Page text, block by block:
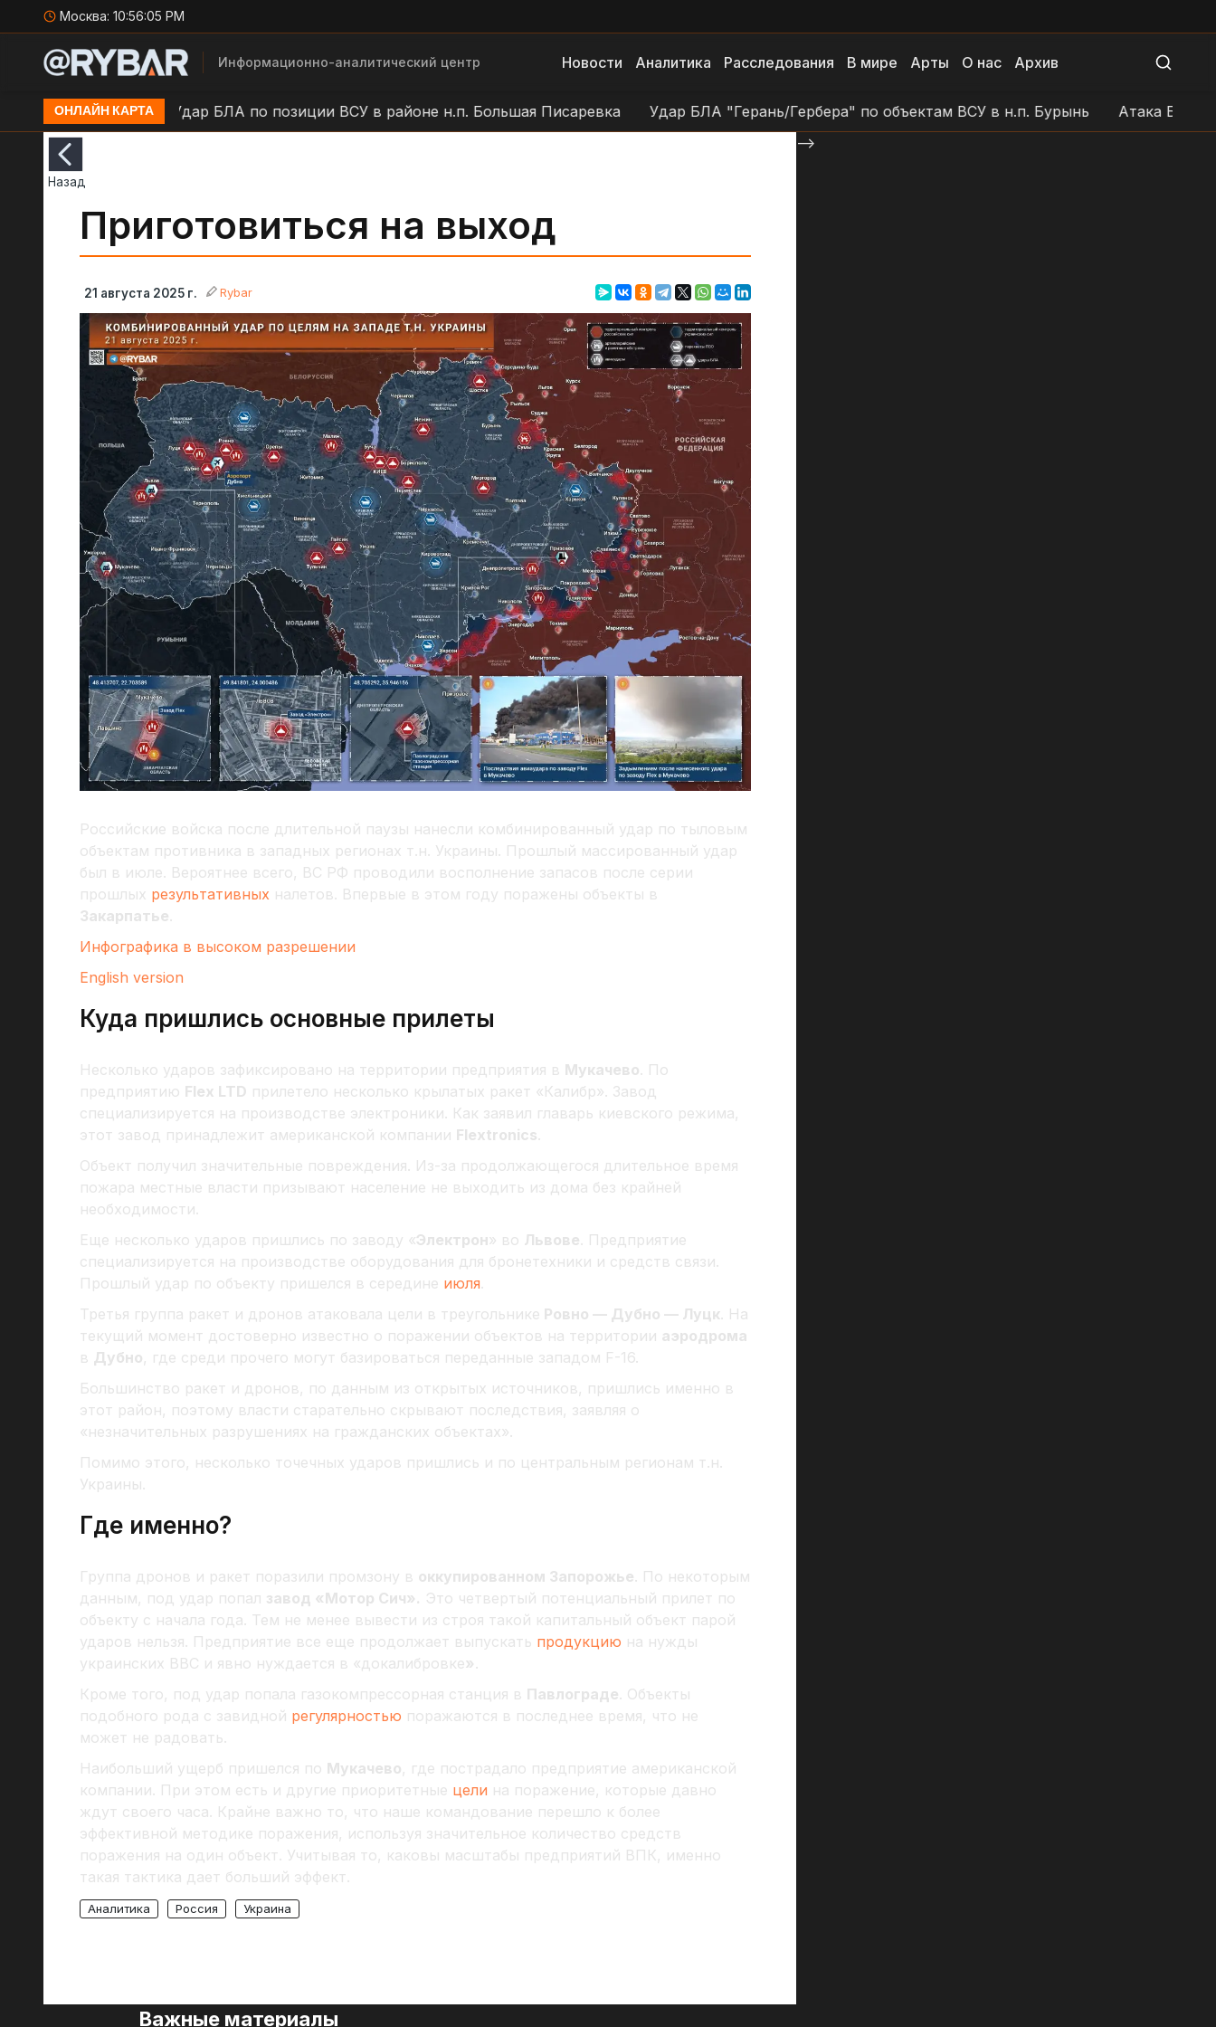
Москва: 10:56:06 PM
Информационно-аналитический центр Новости Аналитика Расследования В мире Арты О нас Архив
ОНЛАЙН КАРТА
Камыши Удар БЛА по позиции ВСУ в районе н.п. Большая Писаревка Удар БЛА "Герань/Гербера" по объектам ВСУ в н.п. Бурынь Атака БЛА на
Назад
Приготовиться на выход
21 августа 2025 г. Rybar
Российские войска после длительной паузы нанесли комбинированный удар по тыловым
объектам противника в западных регионах т.н. Украины. Прошлый массированный удар
был в июле. Вероятнее всего, ВС РФ проводили восполнение запасов после серии
прошлых результативных налетов. Впервые в этом году поражены объекты в
Закарпатье.
Инфографика в высоком разрешении
English version
Куда пришлись основные прилеты
Несколько ударов зафиксировано на территории предприятия в Мукачево. По
предприятию Flex LTD прилетело несколько крылатых ракет «Калибр». Завод
специализируется на производстве электроники. Как заявил главарь киевского режима,
этот завод принадлежит американской компании Flextronics.
Объект получил значительные повреждения. Из-за продолжающегося длительное время
пожара местные власти призывают население не выходить из дома без крайней
необходимости.
Еще несколько ударов пришлись по заводу «Электрон» во Львове. Предприятие
специализируется на производстве оборудования для бронетехники и средств связи.
Прошлый удар по объекту пришелся в середине июля.
Третья группа ракет и дронов атаковала цели в треугольнике Ровно — Дубно — Луцк. На
текущий момент достоверно известно о поражении объектов на территории аэродрома
в Дубно, где среди прочего могут базироваться переданные западом F-16.
Большинство ракет и дронов, по данным из открытых источников, пришлись именно в
этот район, поэтому власти старательно скрывают последствия, заявляя о
«незначительных разрушениях на гражданских объектах».
Помимо этого, несколько точечных ударов пришлись и по центральным регионам т.н.
Украины.
Где именно?
Группа дронов и ракет поразили промзону в оккупированном Запорожье. По некоторым
данным, под удар попал завод «Мотор Сич». Это четвертый потенциальный прилет по
объекту с начала года. Тем не менее вывести из строя такой капитальный объект парой
ударов нельзя. Предприятие все еще продолжает выпускать продукцию на нужды
украинских ВВС и явно нуждается в «докалибровке» .
Кроме того, под удар попала газокомпрессорная станция в Павлограде. Объекты
подобного рода с завидной регулярностью поражаются в последнее время, что не
может не радовать.
Наибольший ущерб пришелся по Мукачево, где пострадало предприятие американской
компании. При этом есть и другие приоритетные цели на поражение, которые давно
ждут своего часа. Крайне важно то, что наше командование перешло к более
эффективной методике поражения, используя значительное количество средств
поражения на один объект. Учитывая то, каковы масштабы предприятий ВПК, именно
такая тактика дает больший эффект.
Аналитика Россия Украина
-->
Важные материалы